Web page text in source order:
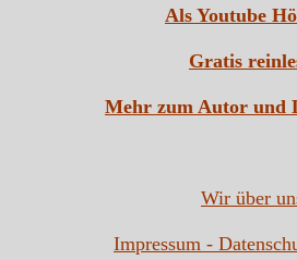
Als Youtube
Gratis
Mehr zum Autor und
Wir über
Impressum -